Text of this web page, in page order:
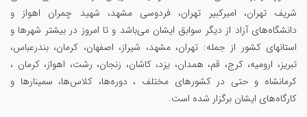
شریف تهران، امیرکبیر تهران، فردوسی مشهد، شهید چمران اهواز و
دانشگاه‌های آزاد از دیگر سوابق ایشان می‌باشد و تا امروز در بیشتر شهرها و
استانهای کشور از جمله: تهران، مشهد، شیراز، اصفهان، کرمان، بندرعباس،
تبریز، ارومیه، کرج، قم، همدان، یزد، کاشان، زنجان، رشت، اهواز، کرمان ،
کرمانشاه و حتی در کشورهای مختلف ، دوره‌ها، کلاس‌ها، سمینار‌ها و
کارگاه‌های ایشان برگزار شده است.